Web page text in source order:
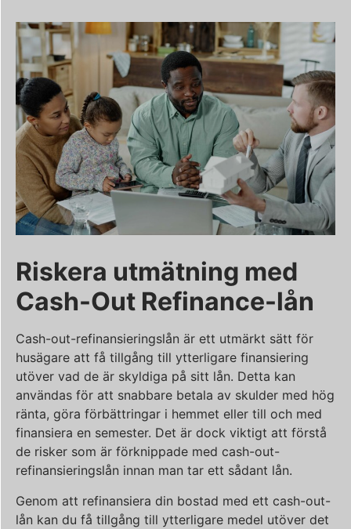
Riskera utmätning med
Cash-Out Refinance-lån
Cash-out-refinansieringslån är ett utmärkt sätt för
husägare att få tillgång till ytterligare finansiering
utöver vad de är skyldiga på sitt lån. Detta kan
användas för att snabbare betala av skulder med hög
ränta, göra förbättringar i hemmet eller till och med
finansiera en semester. Det är dock viktigt att förstå
de risker som är förknippade med cash-out-
refinansieringslån innan man tar ett sådant lån.
Genom att refinansiera din bostad med ett cash-out-
lån kan du få tillgång till ytterligare medel utöver det